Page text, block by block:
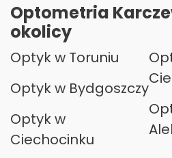
Optometria
okolicy
Optyk w Toruniu
Optyk w Bydgoszczy
Optyk w
Ciechocinku